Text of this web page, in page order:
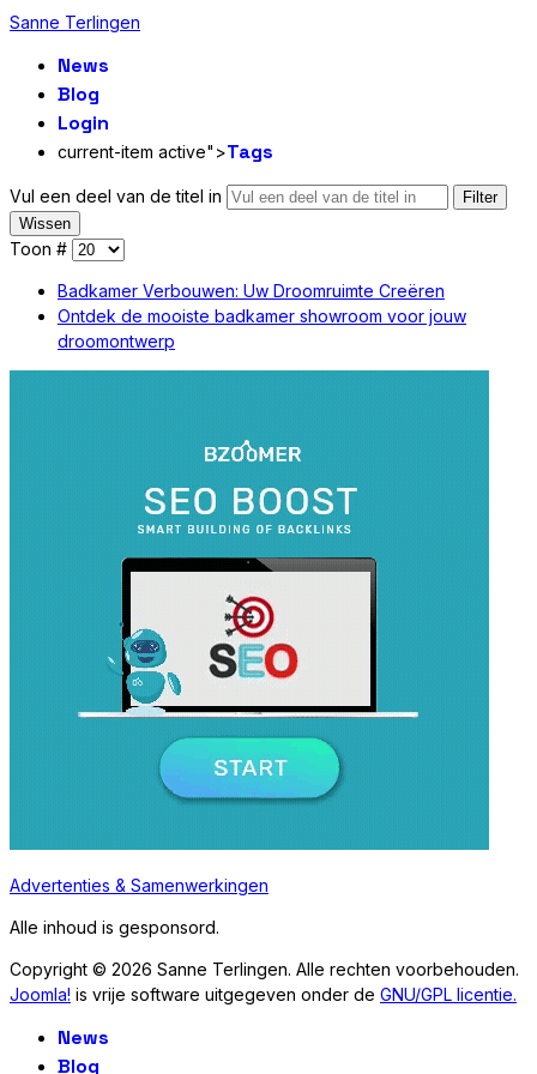
Sanne Terlingen
News
Blog
Login
current-item active">Tags
Vul een deel van de titel in
Filter
Wissen
Toon #
Badkamer Verbouwen: Uw Droomruimte Creëren
Ontdek de mooiste badkamer showroom voor jouw
droomontwerp
Advertenties & Samenwerkingen
Alle inhoud is gesponsord.
Copyright © 2026 Sanne Terlingen. Alle rechten voorbehouden.
Joomla! is vrije software uitgegeven onder de GNU/GPL licentie.
News
Blog